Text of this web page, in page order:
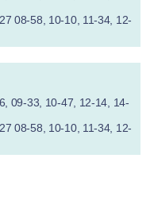
08-58, 10-10, 11-34, 12-
09-33, 10-47, 12-14, 14-
08-58, 10-10, 11-34, 12-